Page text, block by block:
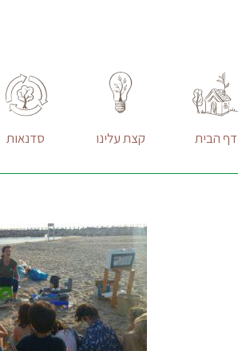
דף הבית קצת עלינו סדנאות